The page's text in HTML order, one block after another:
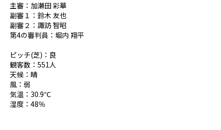
主審：加瀬田 彩華
副審１：鈴木 友也
副審２：諏訪 智昭
第4の審判員：堀内 翔平
ピッチ(芝)：良
観客数：551人
天候：晴
風：弱
気温：30.9℃
湿度：48％